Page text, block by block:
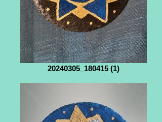
20240305_180415 (1)